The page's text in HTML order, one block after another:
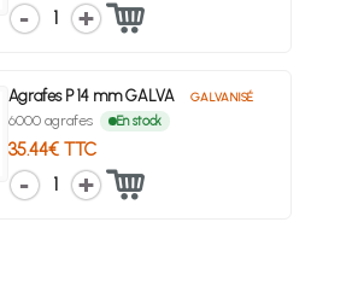
1
Agrafes P 14 mm GALVA GALVANISÉ
6000 agrafes En stock
35.44€ TTC
1